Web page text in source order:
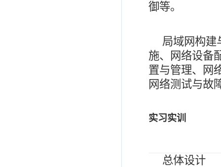
御等。
局域网构建
施、网络设备
置与管理、网
网络测试与故
实习实训
总体设计